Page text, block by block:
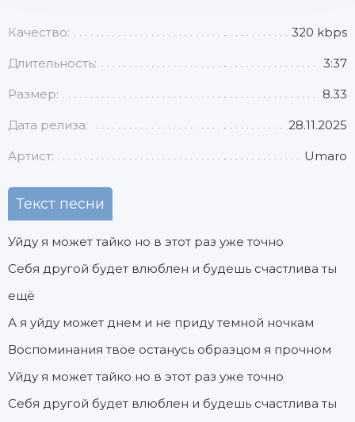
Качество: 320 kbps
Длительность: 3:37
Размер: 8.33
Дата релиза: 28.11.2025
Артист: Umaro
Текст песни
Уйду я может тайко но в этот раз уже точно
Себя другой будет влюблен и будешь счастлива ты
ещё
А я уйду может днем и не приду темной ночкам
Воспоминания твое останусь образцом я прочном
Уйду я может тайко но в этот раз уже точно
Себя другой будет влюблен и будешь счастлива ты